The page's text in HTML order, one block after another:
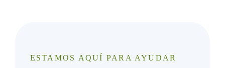
ESTAMOS AQUÍ PARA AYUDAR